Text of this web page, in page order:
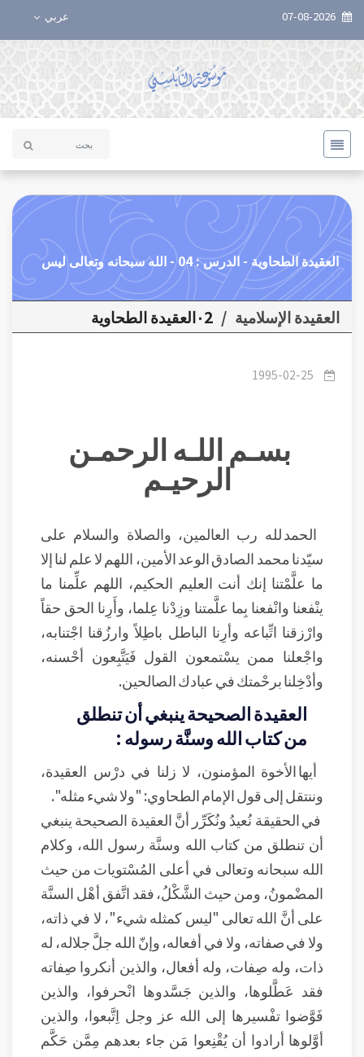
عربي
العقيدة الطحاوية - الدرس : 04 - الله سبحانه وتعالى ليس
كمثله شيء.
العقيدة الإسلامية / ٠2العقيدة الطحاوية
1995-02-25
بسـم اللـه الرحمـن
الرحيـم
الحمد لله رب العالمين، والصلاة والسلام على
سيّدنا محمد الصادق الوعد الأمين، اللهم لا علم لنا إلا
ما علَّمْتنا إنك أنت العليم الحكيم، اللهم علِّمنا ما
ينْفعنا وانْفعنا بِما علَّمتنا وزِدْنا عِلما، وأَرِنا الحق حقاً
وارْزقنا اتِّباعه وأرِنا الباطل باطِلاً وارزُقنا اجْتنابه،
واجْعلنا ممن يسْتمعون القول فَيَتَّبِعون أحْسنه،
وأدْخِلنا برحْمتك في عبادك الصالحين.
العقيدة الصحيحة ينبغي أن تنطلق
من كتاب الله وسنَّة رسوله :
أيها الأخوة المؤمنون، لا زلنا في درْس العقيدة،
وننتقل إلى قول الإمام الطحاوي: "ولا شيء مثله".
في الحقيقة نُعيدُ ونُكَرِّر أنَّ العقيدة الصحيحة ينبغي
أن تنطلق من كتاب الله وسنَّة رسول الله، وكلام
الله سبحانه وتعالى في أعلى المُسْتويات من حيث
المضْمونُ، ومن حيث الشَّكْلُ، فقد اتَّفق أهْل السنَّة
على أنَّ الله تعالى "ليس كمثله شيء"، لا في ذاته،
ولا في صفاته، ولا في أفعاله، وإنّ الله جلَّ جلاله، له
ذات، وله صِفات، وله أفعال، والذين أنكروا صِفاته
فقد عَطَّلوها، والذين جَسَّدوها انْحرفوا، والذين
فَوَّضوا تفْسيرها إلى الله عز وجل اِتَّبعوا، والذين
أوَّلوها أرادوا أن يُقْنِعوا مَن جاء بعدهم مِمَّن حَكَّم